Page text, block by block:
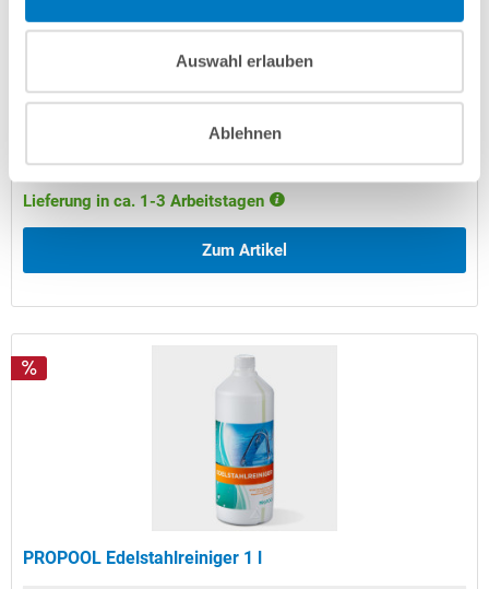
Auswahl erlauben
Ablehnen
8,99 € * (-25,02% vom UVP)
Artikel-Nr.:252594
Lieferung in ca. 1-3 Arbeitstagen
Zum Artikel
PROPOOL Edelstahlreiniger 1 l